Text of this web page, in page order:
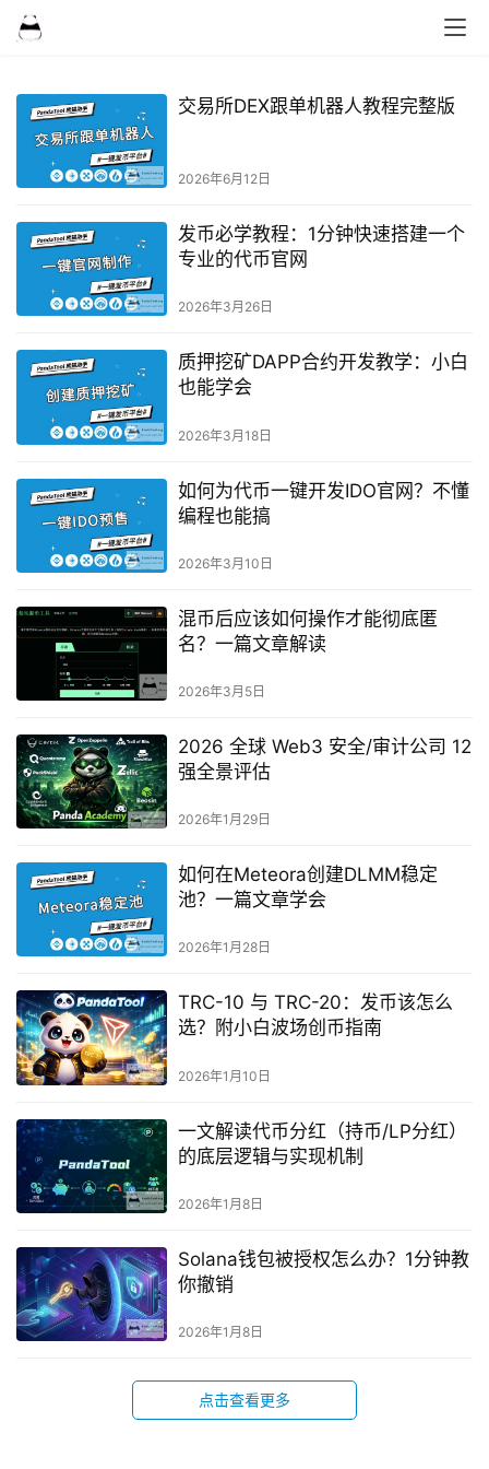
交易所DEX跟单机器人教程完整版
2026年6月12日
发币必学教程：1分钟快速搭建一个
专业的代币官网
2026年3月26日
质押挖矿DAPP合约开发教学：小白
也能学会
2026年3月18日
如何为代币一键开发IDO官网？不懂
编程也能搞
2026年3月10日
混币后应该如何操作才能彻底匿
名？一篇文章解读
2026年3月5日
2026 全球 Web3 安全/审计公司 12
强全景评估
2026年1月29日
如何在Meteora创建DLMM稳定
池？一篇文章学会
2026年1月28日
TRC-10 与 TRC-20：发币该怎么
选？附小白波场创币指南
2026年1月10日
一文解读代币分红（持币/LP分红）
的底层逻辑与实现机制
2026年1月8日
Solana钱包被授权怎么办？1分钟教
你撤销
2026年1月8日
点击查看更多